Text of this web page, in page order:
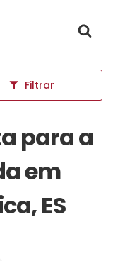
Filtrar
para a
em
ES